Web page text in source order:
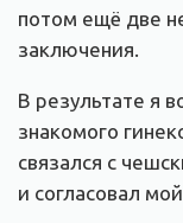
потом ещё две
заключения.
В результате я
знакомого
связался с
и согласовал